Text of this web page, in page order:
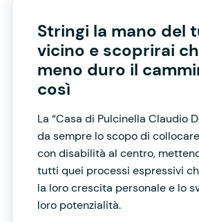
Stringi la mano del
vicino e scoprirai
meno duro il
così
La “Casa di Pulcinella Claudio
da sempre lo scopo di
con disabilità al centro,
tutti quei processi espressivi
la loro crescita personale e lo
loro potenzialità.